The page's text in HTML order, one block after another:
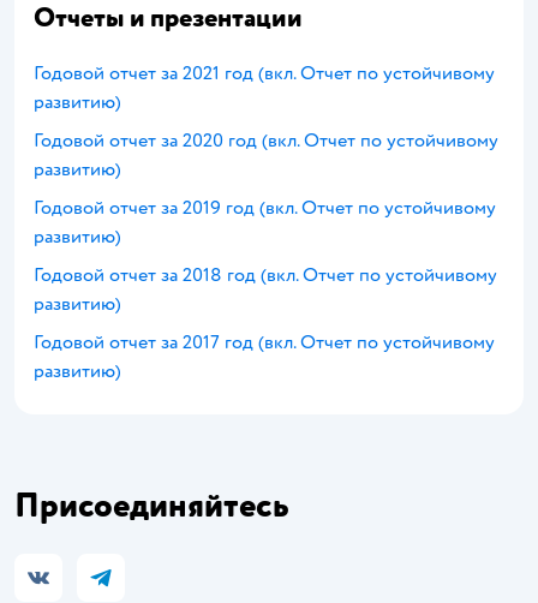
Отчеты и презентации
Годовой отчет за 2021 год (вкл. Отчет по устойчивому
развитию)
Годовой отчет за 2020 год (вкл. Отчет по устойчивому
развитию)
Годовой отчет за 2019 год (вкл. Отчет по устойчивому
развитию)
Годовой отчет за 2018 год (вкл. Отчет по устойчивому
развитию)
Годовой отчет за 2017 год (вкл. Отчет по устойчивому
развитию)
Присоединяйтесь